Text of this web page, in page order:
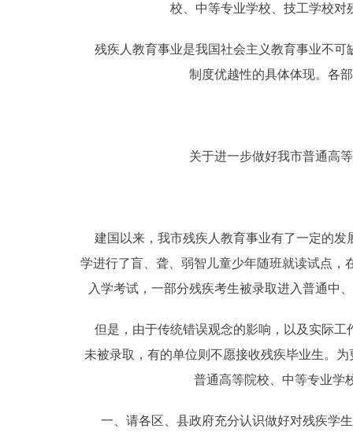
便民服务
走进北京
绿色北京
ENGLISH
校、中等专业学校、技工学校对
残疾人教育事业是我国社会主义教育事业不可
制度优越性的具体体现。各
关于进一步做好我市普通高
建国以来，我市残疾人教育事业有了一定的发
学进行了盲、聋、弱智儿童少年随班就读试点，
入学考试，一部分残疾考生被录取进入普通中
但是，由于传统错误观念的影响，以及实际工
未被录取，有的单位则不愿接收残疾毕业生。
普通高等院校、中等专业学
一、请各区、县政府充分认识做好对残疾学